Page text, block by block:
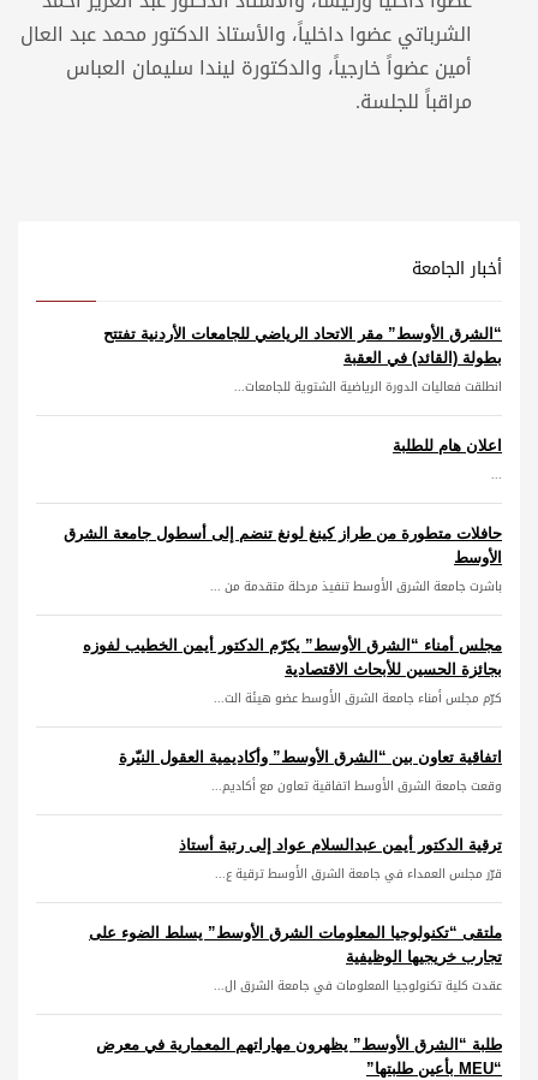
الشرباتي عضوا داخلياً، والأستاذ الدكتور محمد عبد العال
أمين عضواً خارجياً، والدكتورة ليندا سليمان العباس
مراقباً للجلسة.
أخبار الجامعة
“الشرق الأوسط” مقر الاتحاد الرياضي للجامعات الأردنية تفتتح
بطولة (القائد) في العقبة
انطلقت فعاليات الدورة الرياضية الشتوية للجامعات...
اعلان هام للطلبة
...
حافلات متطورة من طراز كينغ لونغ تنضم إلى أسطول جامعة الشرق
الأوسط
باشرت جامعة الشرق الأوسط تنفيذ مرحلة متقدمة من ...
مجلس أمناء “الشرق الأوسط” يكرّم الدكتور أيمن الخطيب لفوزه
بجائزة الحسين للأبحاث الاقتصادية
كرّم مجلس أمناء جامعة الشرق الأوسط عضو هيئة الت...
اتفاقية تعاون بين “الشرق الأوسط” وأكاديمية العقول النيّرة
وقعت جامعة الشرق الأوسط اتفاقية تعاون مع أكاديم...
ترقية الدكتور أيمن عبدالسلام عواد إلى رتبة أستاذ
قرّر مجلس العمداء في جامعة الشرق الأوسط ترقية ع...
ملتقى “تكنولوجيا المعلومات الشرق الأوسط” يسلط الضوء على
تجارب خريجيها الوظيفية
عقدت كلية تكنولوجيا المعلومات في جامعة الشرق ال...
طلبة “الشرق الأوسط” يظهرون مهاراتهم المعمارية في معرض
“MEU بأعين طلبتها”